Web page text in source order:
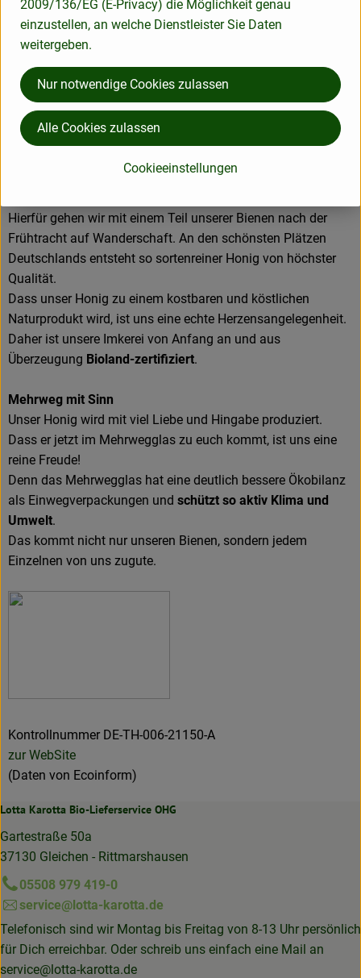
Imkerei Gunterbunt
Gunter Beyer
D 37318 Lindewerra
Wanderimkerei im Werratal
Seit 2013 erzeugen wir in unserem Familienbetrieb in
Eck Hessen-Niedersachsen-Thüringen, sondern auch
Hierfür gehen wir mit einem Teil unserer Bienen nach der
Frühtracht auf Wanderschaft. An den schönsten Plätzen
Deutschlands entsteht so sortenreiner Honig von höchster
Qualität.
Dass unser Honig zu einem kostbaren und köstlichen
Naturprodukt wird, ist uns eine echte Herzensangelegenheit.
Daher ist unsere Imkerei von Anfang an und aus
Überzeugung Bioland-zertifiziert.
Mehrweg mit Sinn
Unser Honig wird mit viel Liebe und Hingabe produziert.
Dass er jetzt im Mehrwegglas zu euch kommt, ist uns eine
reine Freude!
Denn das Mehrwegglas hat eine deutlich bessere Ökobilanz
als Einwegverpackungen und schützt so aktiv Klima und
Umwelt.
Das kommt nicht nur unseren Bienen, sondern jedem
Einzelnen von uns zugute.
Kontrollnummer DE-TH-006-21150-A
zur WebSite
(Daten von Ecoinform)
Lotta Karotta Bio-Lieferservice OHG
Gartestraße 50a
37130 Gleichen - Rittmarshausen
05508 979 419-0
service@lotta-karotta.de
Telefonisch sind wir Montag bis Freitag von 8-13 Uhr persönlich
für Dich erreichbar. Oder schreib uns einfach eine Mail an
service@lotta-karotta.de
2009/136/EG (E-Privacy) die Möglichkeit genau
einzustellen, an welche Dienstleister Sie Daten
weitergeben.
Cookieeinstellungen
Nur notwendige Cookies zulassen
Alle Cookies zulassen